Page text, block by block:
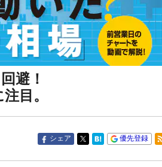
避！
目。
シェア 優先登録